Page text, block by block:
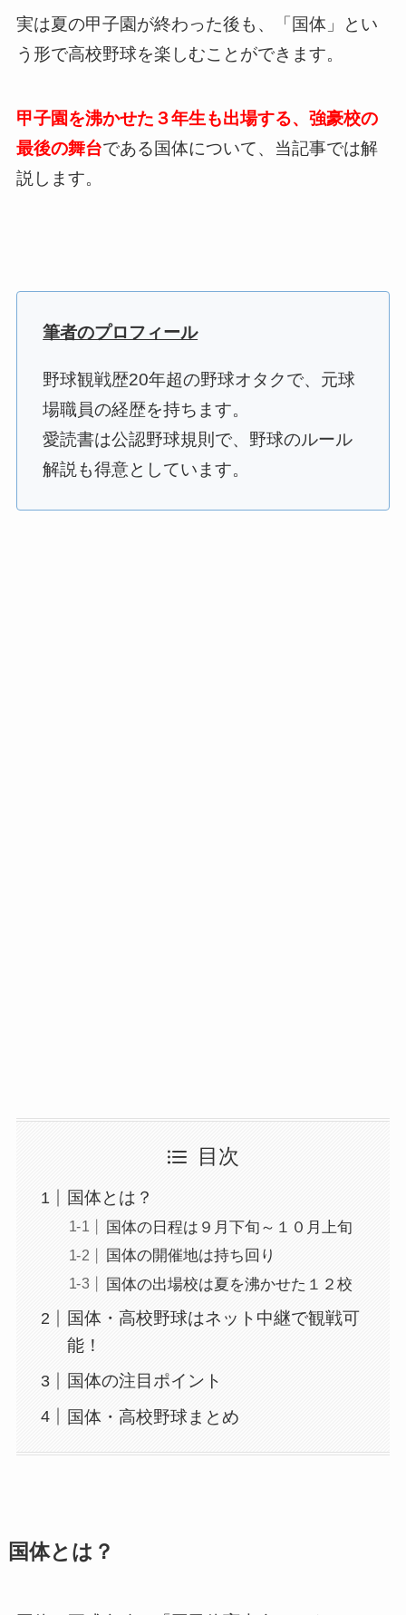
実は夏の甲子園が終わった後も、「国体」とい
う形で高校野球を楽しむことができます。
甲子園を沸かせた３年生も出場する、強豪校の
最後の舞台である国体について、当記事では解
説します。
筆者のプロフィール
野球観戦歴20年超の野球オタクで、元球
場職員の経歴を持ちます。
愛読書は公認野球規則で、野球のルール
解説も得意としています。
目次
国体とは？
国体の日程は９月下旬～１０月上旬
国体の開催地は持ち回り
国体の出場校は夏を沸かせた１２校
国体・高校野球はネット中継で観戦可
能！
国体の注目ポイント
国体・高校野球まとめ
国体とは？